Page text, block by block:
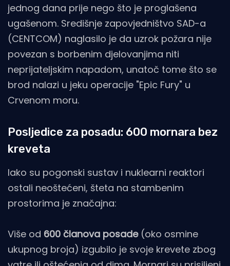
jednog dana prije nego što je proglašena
ugašenom. Središnje zapovjedništvo SAD-a
(CENTCOM) naglasilo je da uzrok požara nije
povezan s borbenim djelovanjima niti
neprijateljskim napadom, unatoč tome što se
brod nalazi u jeku operacije "Epic Fury" u
Crvenom moru.
Posljedice za posadu: 600 mornara bez
kreveta
Iako su pogonski sustav i nuklearni reaktori
ostali neoštećeni, šteta na stambenim
prostorima je značajna:
Više od 600 članova posade(oko osmine
ukupnog broja) izgubilo je svoje krevete zbog